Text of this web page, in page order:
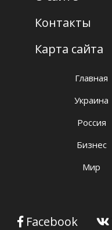
Главная
Украина
Россия
Бизнес
Мир
Facebook
Контакты
Карта сайта